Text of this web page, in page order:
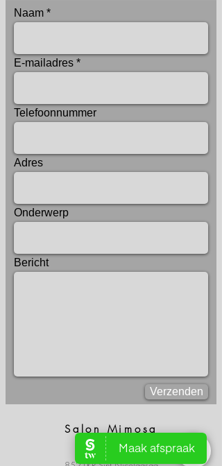
Naam
E-mailadres
Telefoonnummer
Adres
Onderwerp
Bericht
Verzenden
Salon Mimosa
Dobbeleane 18B